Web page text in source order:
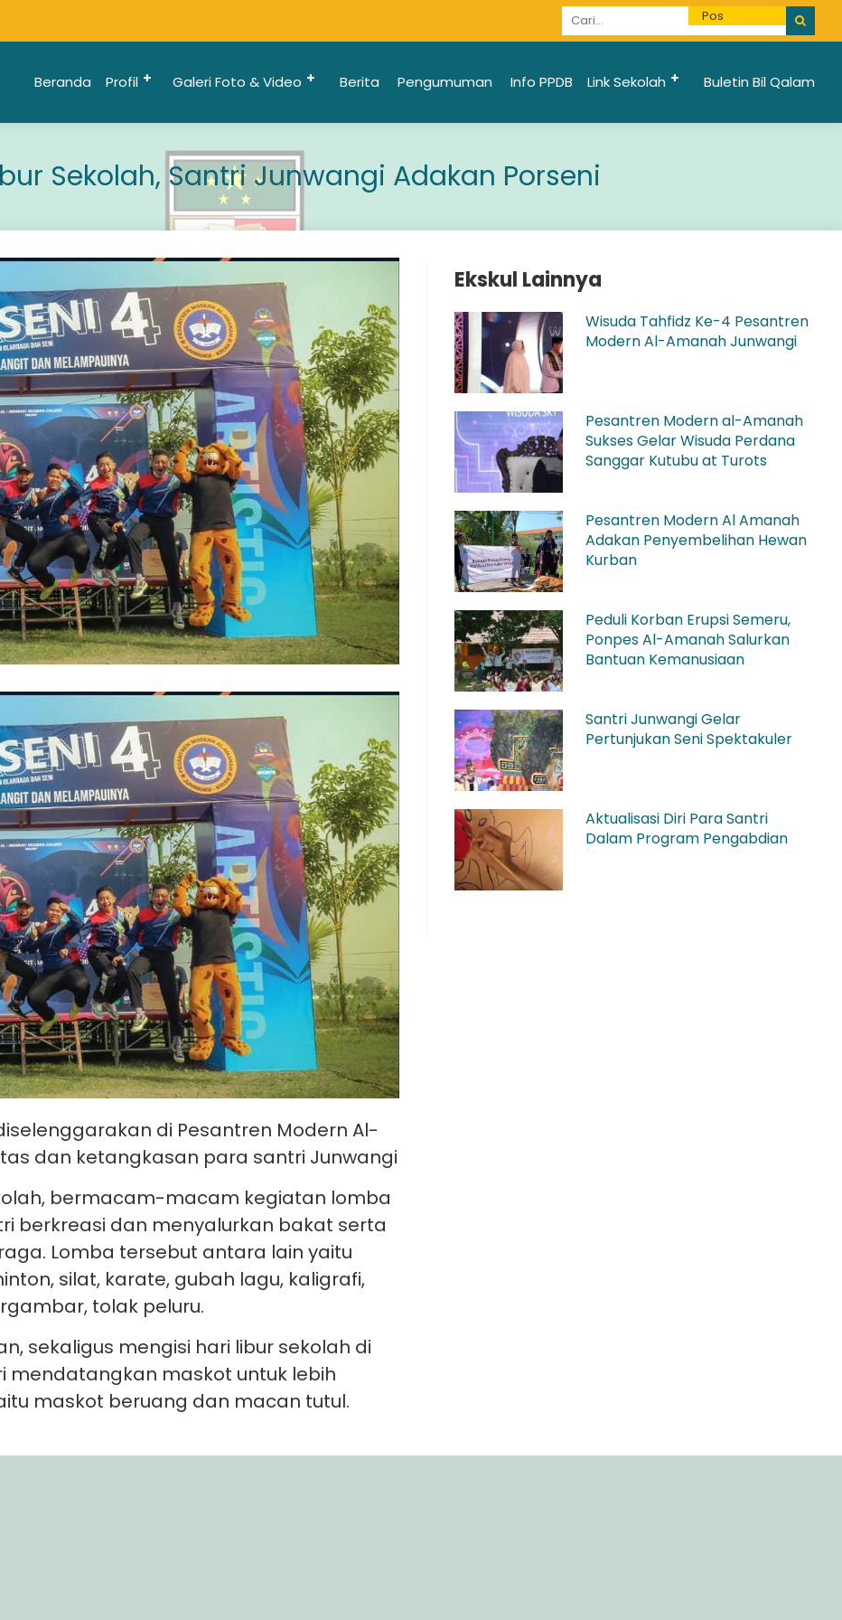
Informasi Penerimaan Santri Baru 2025/2026
Beranda Profil Galeri Foto & Video Berita Pengumuman Info PPDB Link Sekolah Buletin Bil Qalam
Sekolah, Santri Junwangi Adakan Porseni
di Pesantren Modern Al-
dan ketangkasan para santri Junwangi
bermacam-macam kegiatan lomba
berkreasi dan menyalurkan bakat serta
Lomba tersebut antara lain yaitu
silat, karate, gubah lagu, kaligrafi,
tolak peluru.
sekaligus mengisi hari libur sekolah di
mendatangkan maskot untuk lebih
maskot beruang dan macan tutul.
Ekskul Lainnya
Wisuda Tahfidz Ke-4 Pesantren
Modern Al-Amanah Junwangi
Pesantren Modern al-Amanah
Sukses Gelar Wisuda Perdana
Sanggar Kutubu at Turots
Pesantren Modern Al Amanah
Adakan Penyembelihan Hewan
Kurban
Peduli Korban Erupsi Semeru,
Ponpes Al-Amanah Salurkan
Bantuan Kemanusiaan
Santri Junwangi Gelar
Pertunjukan Seni Spektakuler
Aktualisasi Diri Para Santri
Dalam Program Pengabdian